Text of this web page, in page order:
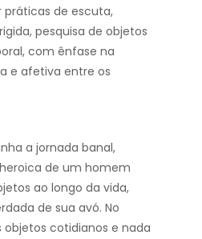
práticas de escuta,
pesquisa de objetos
com ênfase na
e afetiva entre os
a jornada banal,
de um homem
ao longo da vida,
de sua avó. No
cotidianos e nada